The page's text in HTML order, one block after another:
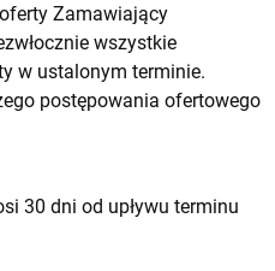
Zamawiający
wszystkie
w ustalonym terminie.
postępowania ofertowego
30 dni od upływu terminu